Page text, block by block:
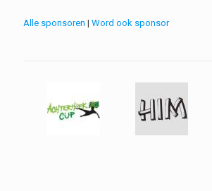
Alle sponsoren | Word ook sponsor